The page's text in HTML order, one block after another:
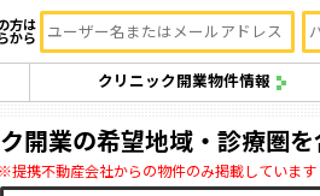
方は
から
クリニック開業物件情報
開業の希望地域・診療圏
※提携不動産会社からの物件のみ掲載しています